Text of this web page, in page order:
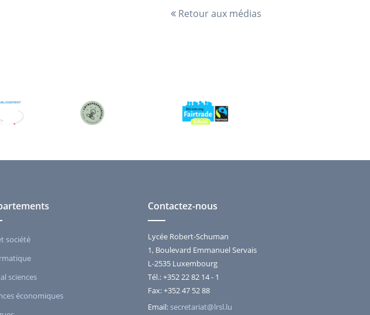
Retour aux médias
société
sciences
économiques
Contactez-nous
Lycée Robert-Schuman
1, Boulevard Emmanuel Servais
L-2535 Luxembourg
Tél.: +352 22 82 14 - 1
Fax: +352 47 52 88
Email: secretariat@lrsl.lu